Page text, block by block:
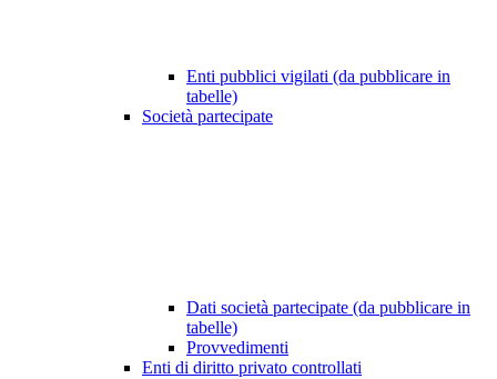
Enti pubblici vigilati (da pubblicare in
tabelle)
Società partecipate
Dati società partecipate (da pubblicare in
tabelle)
Provvedimenti
Enti di diritto privato controllati